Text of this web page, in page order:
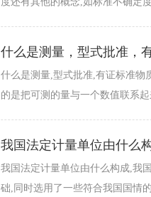
什么是测量，型式批准，
什么是测量,型式批准,有证标准物
的是把可测的量与一个数值联系
我国法定计量单位由什么构成
我国法定计量单位由什么构成,我
础,同时选用了一些符合我国国情